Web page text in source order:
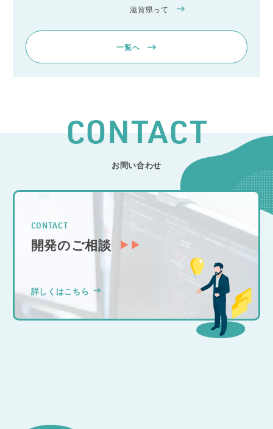
滋賀県って
一覧へ
CONTACT
お問い合わせ
CONTACT
開発のご相談
詳しくはこちら